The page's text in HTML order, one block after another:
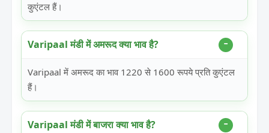
कुएंटल हैं।
Varipaal मंडी में अमरूद क्या भाव है?
Varipaal में अमरूद का भाव 1220 से 1600 रूपये प्रति कुएंटल
हैं।
Varipaal मंडी में बाजरा क्या भाव है?